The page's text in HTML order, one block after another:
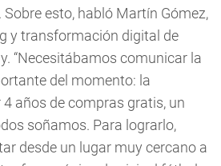
esto, habló Martín Gómez,
y transformación digital de
“Necesitábamos comunicar la
del momento: la
años de compras gratis, un
soñamos. Para lograrlo,
desde un lugar muy cercano a